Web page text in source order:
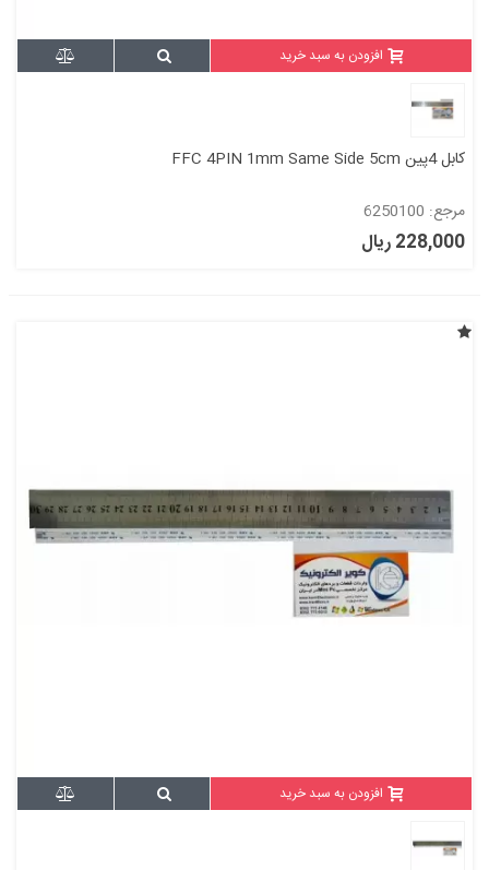
افزودن به سبد خرید
کابل 4پین FFC 4PIN 1mm Same Side 5cm
مرجع: 6250100
228,000 ریال
افزودن به سبد خرید